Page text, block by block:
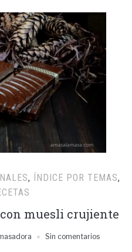
, ÍNDICE POR TEMAS,
muesli crujiente
Sin comentarios